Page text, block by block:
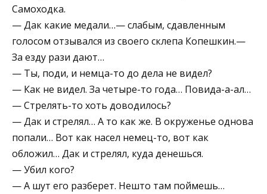
Самоходка.
— Дак какие медали…— слабым, сдавленным
голосом отзывался из своего склепа Копешкин.—
За езду рази дают…
— Ты, поди, и немца-то до дела не видел?
— Как не видел. За четыре-то года… Повида-а-ал…
— Стрелять-то хоть доводилось?
— Дак и стрелял… А то как же. В окруженье однова
попали… Вот как насел немец-то, вот как
обложил… Дак и стрелял, куда денешься.
— Убил кого?
— А шут его разберет. Нешто там поймешь…